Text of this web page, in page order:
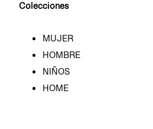
Colecciones
MUJER
HOMBRE
NIÑOS
HOME